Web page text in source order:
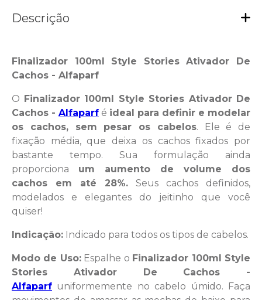
Descrição
Finalizador 100ml Style Stories Ativador De
Cachos - Alfaparf
O Finalizador 100ml Style Stories Ativador De
Cachos - Alfaparf é ideal para definir e modelar
os cachos, sem pesar os cabelos. Ele é de
fixação média, que deixa os cachos fixados por
bastante tempo. Sua formulação ainda
proporciona um aumento de volume dos
cachos em até 28%. Seus cachos definidos,
modelados e elegantes do jeitinho que você
quiser!
Indicação: Indicado para todos os tipos de cabelos.
Modo de Uso:Espalhe o Finalizador 100ml Style
Stories Ativador De Cachos -
Alfaparf uniformemente no cabelo úmido. Faça